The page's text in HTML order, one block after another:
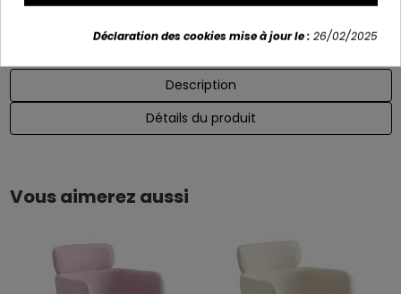
Description
Détails du produit
Vous aimerez aussi
Déclaration des cookies mise à jour le :26/02/2025